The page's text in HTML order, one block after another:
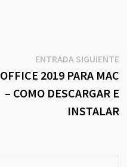
ENTRADA SIGUIENTE
OFFICE 2019 PARA MAC
– COMO DESCARGAR E
INSTALAR